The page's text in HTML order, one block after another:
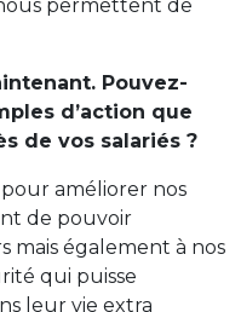
permettent de
Pouvez-
d’action que
de vos salariés ?
améliorer nos
de pouvoir
mais également à nos
qui puisse
leur vie extra